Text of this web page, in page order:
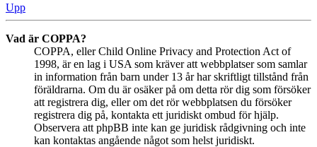
Upp
Vad är COPPA?
COPPA, eller Child Online Privacy and Protection Act of
1998, är en lag i USA som kräver att webbplatser som samlar
in information från barn under 13 år har skriftligt tillstånd från
föräldrarna. Om du är osäker på om detta rör dig som försöker
att registrera dig, eller om det rör webbplatsen du försöker
registrera dig på, kontakta ett juridiskt ombud för hjälp.
Observera att phpBB inte kan ge juridisk rådgivning och inte
kan kontaktas angående något som helst juridiskt.